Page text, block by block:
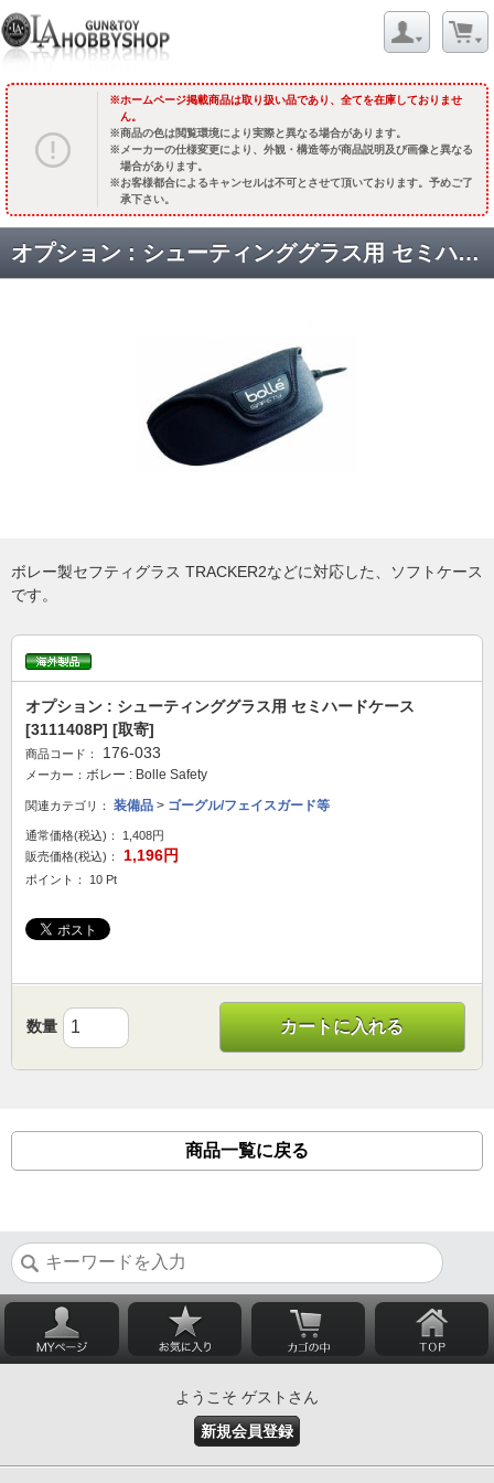
ホームページ掲載商品は取り扱い品であり、全てを在庫しておりませ
ん。
商品の色は閲覧環境により実際と異なる場合があります。
メーカーの仕様変更により、外観・構造等が商品説明及び画像と異なる
場合があります。
お客様都合によるキャンセルは不可とさせて頂いております。予めご了
承下さい。
オプション : シューティンググラス用 セミハードケース [3111408P] [取寄]
ボレー製セフティグラス TRACKER2などに対応した、ソフトケース
です。
オプション : シューティンググラス用 セミハードケース
[3111408P] [取寄]
商品コード： 176-033
メーカー： ボレー : Bolle Safety
関連カテゴリ： 装備品 > ゴーグル/フェイスガード等
通常価格(税込)：
1,408円
販売価格(税込)：
1,196円
ポイント： 10 Pt
数量 カートに入れる
商品一覧に戻る
ようこそ ゲストさん
新規会員登録